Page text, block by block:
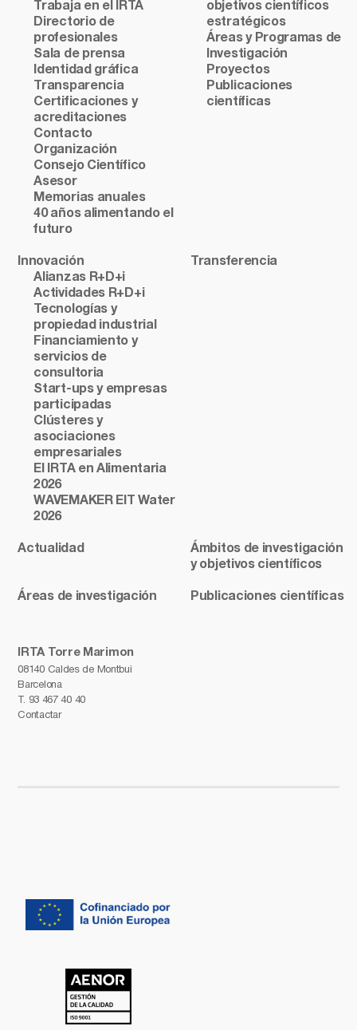
IRTA Torre Marimon
08140 Caldes de Montbui
Barcelona
T. 93 467 40 40
Contactar
Trabaja en el IRTA
Directorio de
profesionales
Sala de prensa
Identidad gráfica
Transparencia
Certificaciones y
acreditaciones
Contacto
Organización
Consejo Científico
Asesor
Memorias anuales
40 años alimentando el
futuro
objetivos científicos
estratégicos
Áreas y Programas de
Investigación
Proyectos
Publicaciones
científicas
Innovación
Alianzas R+D+i
Actividades R+D+i
Tecnologías y
propiedad industrial
Financiamiento y
servicios de
consultoria
Start-ups y empresas
participadas
Clústeres y
asociaciones
empresariales
El IRTA en Alimentaria
2026
WAVEMAKER EIT Water
2026
Transferencia
Actualidad
Ámbitos de investigación
y objetivos científicos
Áreas de investigación Publicaciones científicas